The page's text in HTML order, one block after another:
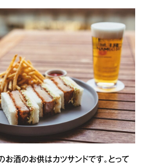
お酒のお供はカツサンドです。とって